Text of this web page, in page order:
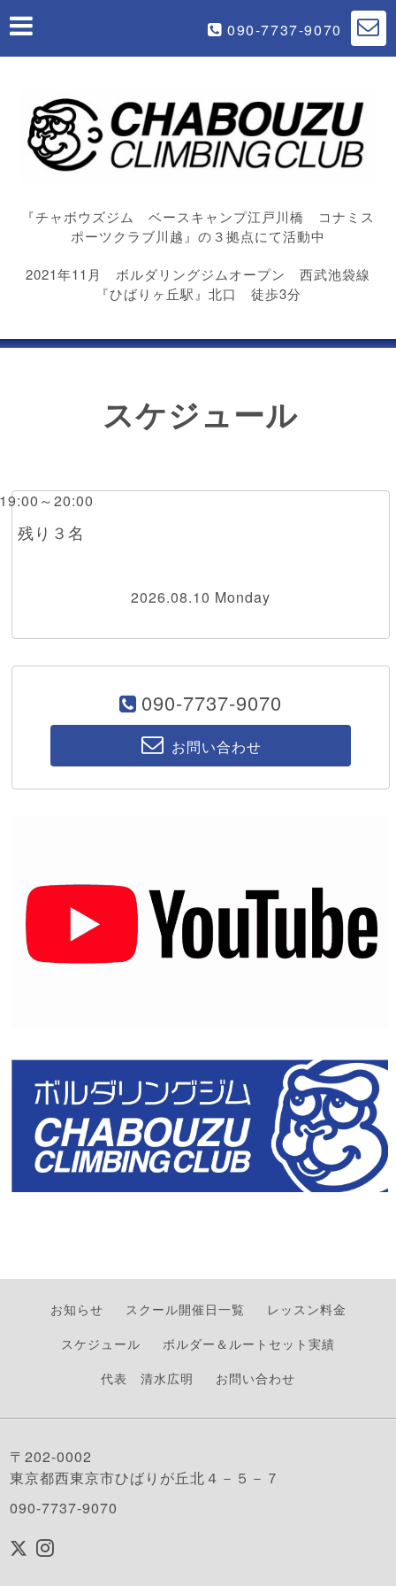
090-7737-9070
『チャボウズジム ベースキャンプ江戸川橋 コナミス
ポーツクラブ川越』の３拠点にて活動中
2021年11月 ボルダリングジムオープン 西武池袋線
『ひばりヶ丘駅』北口 徒歩3分
スケジュール
～20:00
り３名
2026.08.10 Monday
090-7737-9070
お問い合わせ
お知らせ スクール開催日一覧
レッスン料金
スケジュール
ボルダー＆ルートセット実績
代表 清水広明
お問い合わせ
〒202-0002
東京都西東京市ひばりが丘北４－５－７
090-7737-9070